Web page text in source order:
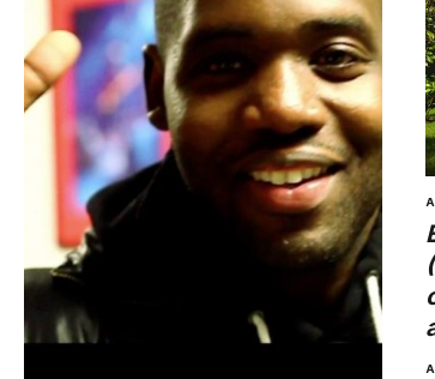
·30 JUIN 2014